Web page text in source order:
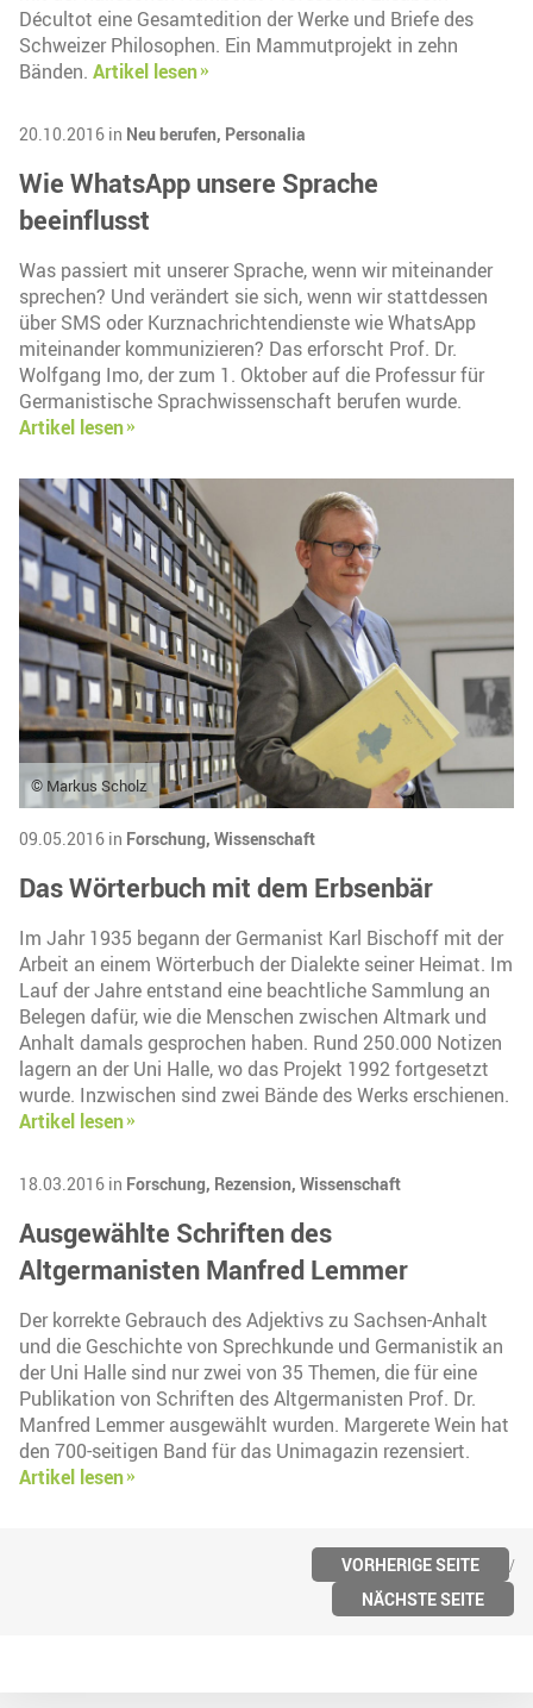
Décultot eine Gesamtedition der Werke und Briefe des
Schweizer Philosophen. Ein Mammutprojekt in zehn
Bänden. Artikel lesen
20.10.2016 in Neu berufen, Personalia
Wie WhatsApp unsere Sprache
beeinflusst
Was passiert mit unserer Sprache, wenn wir miteinander
sprechen? Und verändert sie sich, wenn wir stattdessen
über SMS oder Kurznachrichtendienste wie WhatsApp
miteinander kommunizieren? Das erforscht Prof. Dr.
Wolfgang Imo, der zum 1. Oktober auf die Professur für
Germanistische Sprachwissenschaft berufen wurde.
Artikel lesen
© Markus Scholz
09.05.2016 in Forschung, Wissenschaft
Das Wörterbuch mit dem Erbsenbär
Im Jahr 1935 begann der Germanist Karl Bischoff mit der
Arbeit an einem Wörterbuch der Dialekte seiner Heimat. Im
Lauf der Jahre entstand eine beachtliche Sammlung an
Belegen dafür, wie die Menschen zwischen Altmark und
Anhalt damals gesprochen haben. Rund 250.000 Notizen
lagern an der Uni Halle, wo das Projekt 1992 fortgesetzt
wurde. Inzwischen sind zwei Bände des Werks erschienen.
Artikel lesen
18.03.2016 in Forschung, Rezension, Wissenschaft
Ausgewählte Schriften des
Altgermanisten Manfred Lemmer
Der korrekte Gebrauch des Adjektivs zu Sachsen-Anhalt
und die Geschichte von Sprechkunde und Germanistik an
der Uni Halle sind nur zwei von 35 Themen, die für eine
Publikation von Schriften des Altgermanisten Prof. Dr.
Manfred Lemmer ausgewählt wurden. Margerete Wein hat
den 700-seitigen Band für das Unimagazin rezensiert.
Artikel lesen
VORHERIGE SEITE
NÄCHSTE SEITE